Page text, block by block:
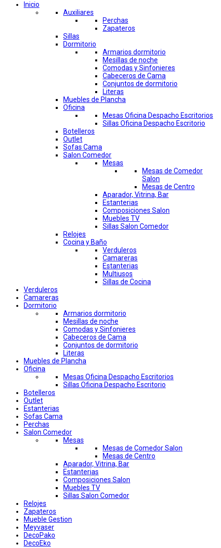
Inicio
Auxiliares
Perchas
Zapateros
Sillas
Dormitorio
Armarios dormitorio
Mesillas de noche
Comodas y Sinfonieres
Cabeceros de Cama
Conjuntos de dormitorio
Literas
Muebles de Plancha
Oficina
Mesas Oficina Despacho Escritorios
Sillas Oficina Despacho Escritorio
Botelleros
Outlet
Sofas Cama
Salon Comedor
Mesas
Mesas de Comedor
Salon
Mesas de Centro
Aparador, Vitrina, Bar
Estanterias
Composiciones Salon
Muebles TV
Sillas Salon Comedor
Relojes
Cocina y Baño
Verduleros
Camareras
Estanterias
Multiusos
Sillas de Cocina
Verduleros
Camareras
Dormitorio
Armarios dormitorio
Mesillas de noche
Comodas y Sinfonieres
Cabeceros de Cama
Conjuntos de dormitorio
Literas
Muebles de Plancha
Oficina
Mesas Oficina Despacho Escritorios
Sillas Oficina Despacho Escritorio
Botelleros
Outlet
Estanterias
Sofas Cama
Perchas
Salon Comedor
Mesas
Mesas de Comedor Salon
Mesas de Centro
Aparador, Vitrina, Bar
Estanterias
Composiciones Salon
Muebles TV
Sillas Salon Comedor
Relojes
Zapateros
Mueble Gestion
Meyvaser
DecoPako
DecoEko